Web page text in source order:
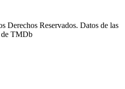
Derechos Reservados. Datos de las
de TMDb